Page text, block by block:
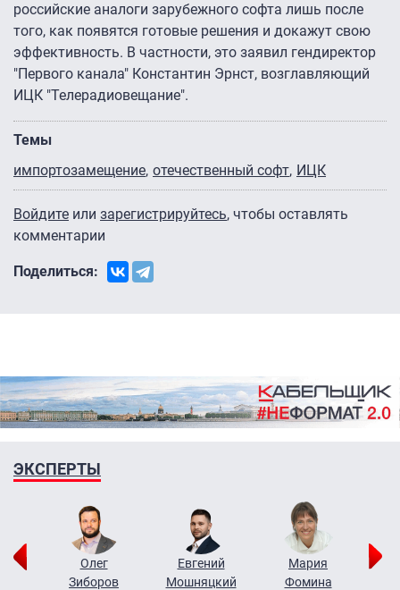
российские аналоги зарубежного софта лишь после
того, как появятся готовые решения и докажут свою
эффективность. В частности, это заявил гендиректор
"Первого канала" Константин Эрнст, возглавляющий
ИЦК "Телерадиовещание".
Темы
импортозамещение отечественный софт ИЦК
Войдите или зарегистрируйтесь, чтобы оставлять
комментарии
Поделиться:
ЭКСПЕРТЫ
Олег
Зиборов
Евгений
Мошняцкий
Мария
Фомина